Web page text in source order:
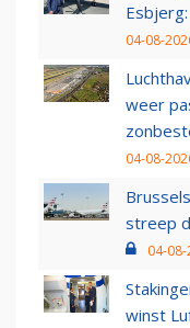
04-08-
weer
04-08-
streep
04-
winst